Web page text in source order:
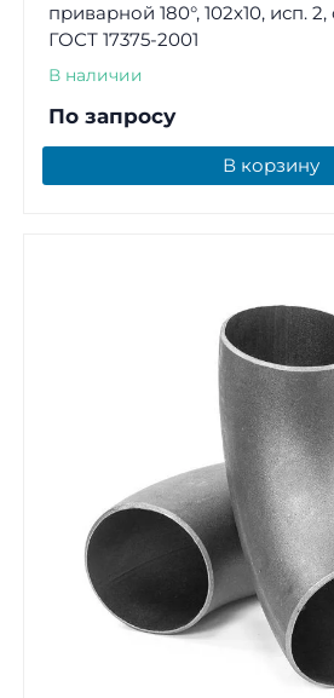
приварной 180°, 102х10, исп. 2,
ГОСТ 17375-2001
В наличии
По запросу
В корзину